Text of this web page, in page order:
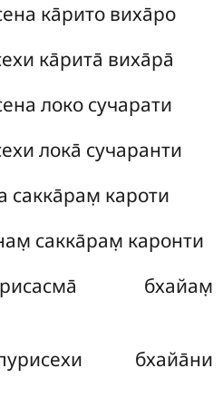
ка̄рито виха̄ро
ка̄рита̄ виха̄ра̄
локо сучарати
лока̄ сучаранти
сакка̄рам̣ кароти
сакка̄рам̣ каронти
бхайам̣
бхайа̄ни